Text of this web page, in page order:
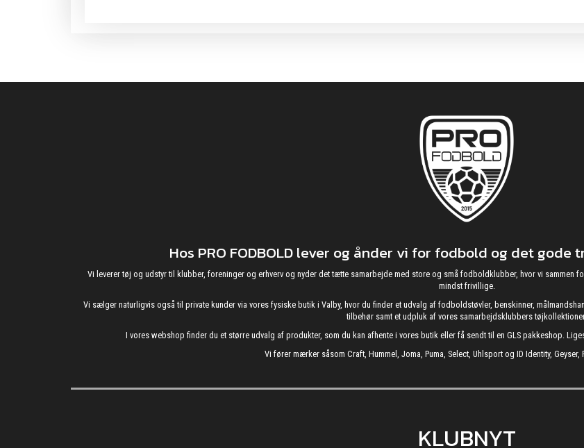
Hos PRO FODBOLD lever og ånder vi for fodbold og det
Vi leverer tøj og udstyr til klubber, foreninger og erhverv og nyder det tætte samarbejde med store og små fodboldklubber, hvor vi sammen
mindst frivillige.
Vi sælger naturligvis også til private kunder via vores fysiske butik i Valby, hvor du finder et udvalg af fodboldstøvler, benskinner,
tilbehør samt et udpluk af vores samarbejdsklubbers
I vores webshop finder du et større udvalg af produkter, som du kan afhente i vores butik eller få sendt til en GLS pakkeshop.
Vi fører mærker såsom Craft, Hummel, Joma, Puma, Select, Uhlsport og ID Identity,
KLUBNYT